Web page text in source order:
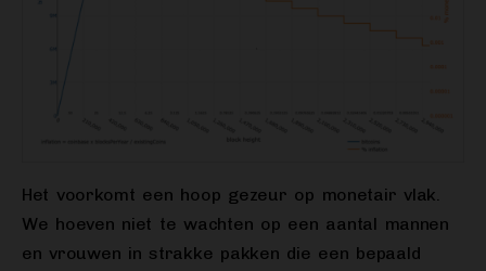
Het voorkomt een hoop gezeur op monetair vlak.
We hoeven niet te wachten op een aantal mannen
en vrouwen in strakke pakken die een bepaald